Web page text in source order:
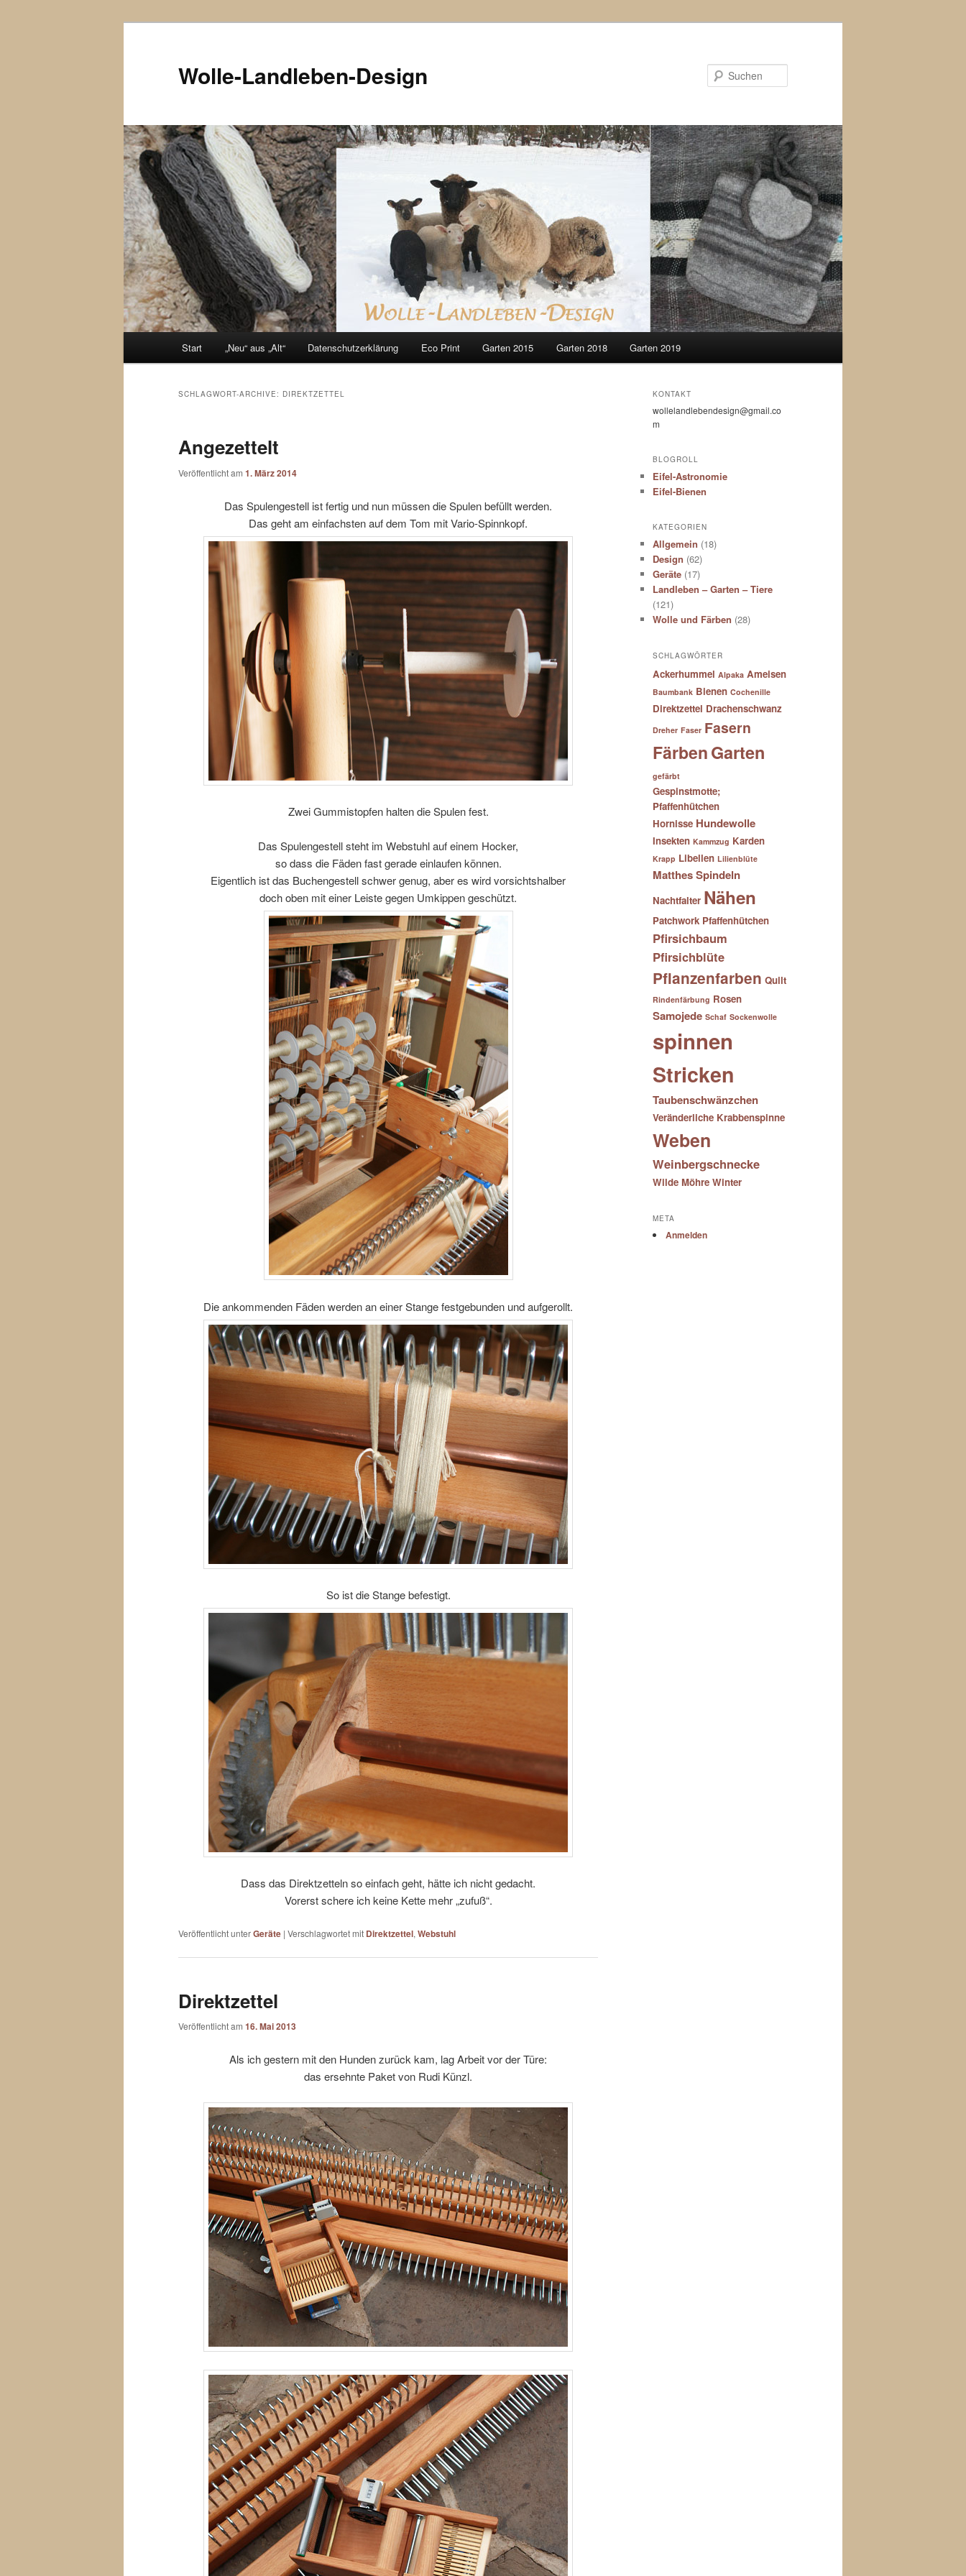
Wolle-Landleben-Design
Zum
Zum
wechseln
Start „Neu“ aus „Alt“ Datenschutzerklärung Eco Print Garten 2015 Garten 2018 Garten 2019
SCHLAGWORT-ARCHIVE: DIREKTZETTEL
Angezettelt
Veröffentlicht am 1. März 2014
Das Spulengestell ist fertig und nun müssen die Spulen befüllt werden.
Das geht am einfachsten auf dem Tom mit Vario-Spinnkopf.
Zwei Gummistopfen halten die Spulen fest.
Das Spulengestell steht im Webstuhl auf einem Hocker,
so dass die Fäden fast gerade einlaufen können.
Eigentlich ist das Buchengestell schwer genug, aber es wird vorsichtshalber
doch oben mit einer Leiste gegen Umkippen geschützt.
Die ankommenden Fäden werden an einer Stange festgebunden und aufgerollt.
So ist die Stange befestigt.
Dass das Direktzetteln so einfach geht, hätte ich nicht gedacht.
Vorerst schere ich keine Kette mehr „zufuß“.
Veröffentlicht unterGeräte | Verschlagwortet mit Direktzettel, Webstuhl
Direktzettel
Veröffentlicht am 16. Mai 2013
Als ich gestern mit den Hunden zurück kam, lag Arbeit vor der Türe:
das ersehnte Paket von Rudi Künzl.
KONTAKT
wollelandlebendesign@gmail.co
m
BLOGROLL
Eifel-Astronomie
Eifel-Bienen
KATEGORIEN
Allgemein (18)
Design (62)
Geräte (17)
Landleben – Garten – Tiere
(121)
Wolle und Färben (28)
SCHLAGWÖRTER
Ackerhummel Alpaka Ameisen
Baumbank Bienen Cochenille
Direktzettel Drachenschwanz
Dreher Faser Fasern
FärbenGarten
gefärbt
Gespinstmotte;
Pfaffenhütchen
Hornisse Hundewolle
Insekten Kammzug Karden
Krapp Libellen Lilienblüte
Matthes Spindeln
Nachtfalter Nähen
Patchwork Pfaffenhütchen
Pfirsichbaum
Pfirsichblüte
Pflanzenfarben Quilt
Rindenfärbung Rosen
Samojede Schaf Sockenwolle
spinnen
Stricken
Taubenschwänzchen
Veränderliche Krabbenspinne
Weben
Weinbergschnecke
Wilde Möhre Winter
META
Anmelden